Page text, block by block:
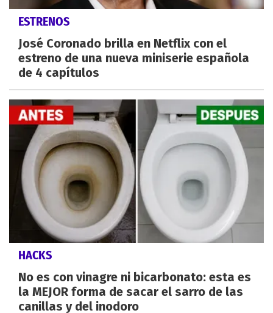
ESTRENOS
José Coronado brilla en Netflix con el
estreno de una nueva miniserie española
de 4 capítulos
HACKS
No es con vinagre ni bicarbonato: esta es
la MEJOR forma de sacar el sarro de las
canillas y del inodoro